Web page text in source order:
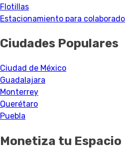
Flotillas
Estacionamiento para
Ciudades Populares
Ciudad de México
Guadalajara
Monterrey
Querétaro
Puebla
Monetiza tu Espacio